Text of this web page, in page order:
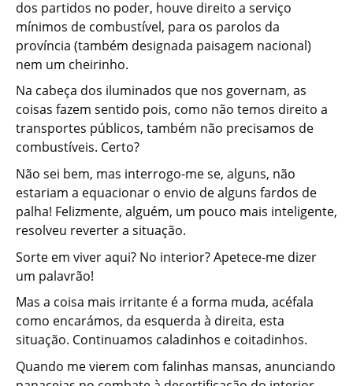
dos partidos no poder, houve direito a serviço
mínimos de combustível, para os parolos da
província (também designada paisagem nacional)
nem um cheirinho.
Na cabeça dos iluminados que nos governam, as
coisas fazem sentido pois, como não temos direito a
transportes públicos, também não precisamos de
combustíveis. Certo?
Não sei bem, mas interrogo-me se, alguns, não
estariam a equacionar o envio de alguns fardos de
palha! Felizmente, alguém, um pouco mais inteligente,
resolveu reverter a situação.
Sorte em viver aqui? No interior? Apetece-me dizer
um palavrão!
Mas a coisa mais irritante é a forma muda, acéfala
como encarámos, da esquerda à direita, esta
situação. Continuamos caladinhos e coitadinhos.
Quando me vierem com falinhas mansas, anunciando